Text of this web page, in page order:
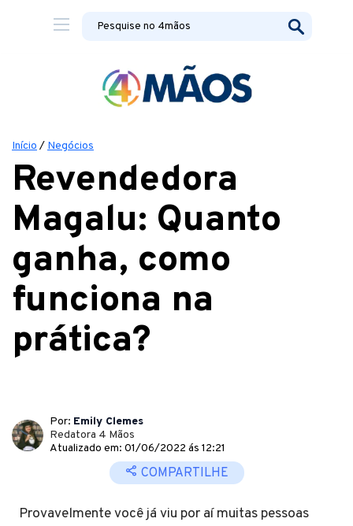
Início / Negócios
Revendedora
Magalu: Quanto
ganha, como
funciona na
prática?
Por: Emily Clemes
Redatora 4 Mãos
Atualizado em: 01/06/2022 ás 12:21
COMPARTILHE
Provavelmente você já viu por aí muitas pessoas